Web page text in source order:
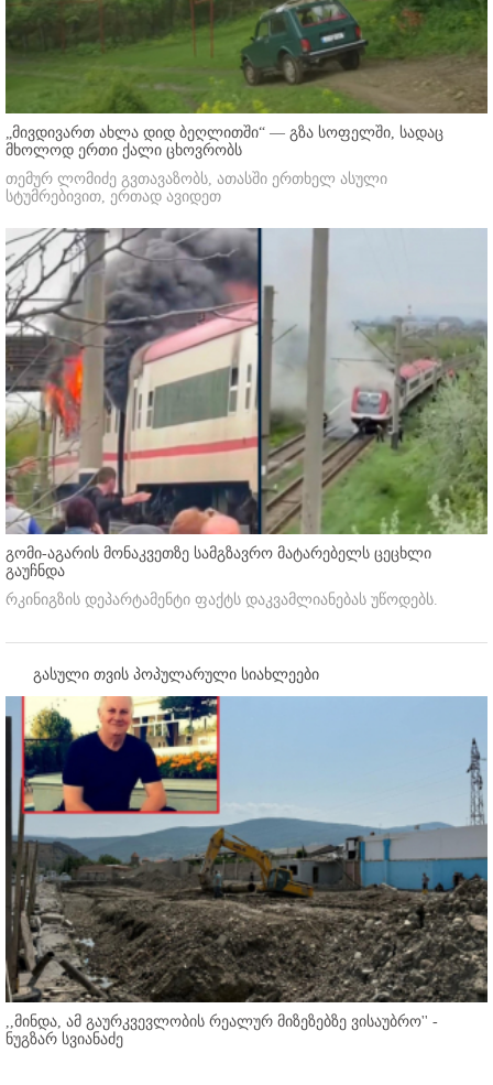
„მივდივართ ახლა დიდ ბეღლითში“ — გზა სოფელში, სადაც
მხოლოდ ერთი ქალი ცხოვრობს
თემურ ლომიძე გვთავაზობს, ათასში ერთხელ ასული
სტუმრებივით, ერთად ავიდეთ
გომი-აგარის მონაკვეთზე სამგზავრო მატარებელს ცეცხლი
გაუჩნდა
რკინიგზის დეპარტამენტი ფაქტს დაკვამლიანებას უწოდებს.
გასული თვის პოპულარული სიახლეები
,,მინდა, ამ გაურკვევლობის რეალურ მიზეზებზე ვისაუბრო'' -
ნუგზარ სვიანაძე